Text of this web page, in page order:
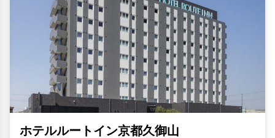
ホテルルートイン京都久御山